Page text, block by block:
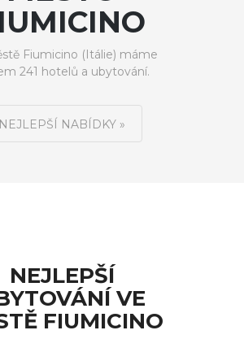
Fiumicino (Itálie) máme
241 hotelů a ubytování.
NEJLEPŠÍ NABÍDKY »
NEJLEPŠÍ
VE
FIUMICINO